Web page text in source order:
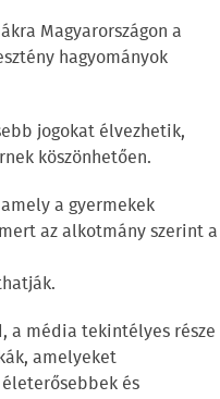
Magyarországon a
hagyományok
jogokat élvezhetik,
köszönhetően.
a gyermekek
az alkotmány szerint a
a média tekintélyes része
amelyeket
és